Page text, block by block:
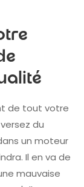
de tout votre
du
un moteur
Il en va de
mauvaise